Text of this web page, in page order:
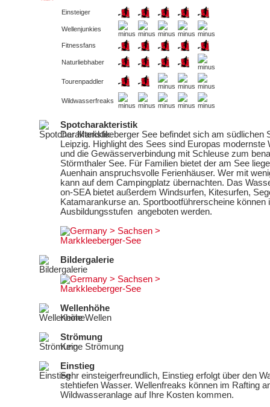
Einsteiger
Wellenjunkies
Fitnessfans
Naturliebhaber
Tourenpaddler
Wildwasserfreaks
Spotcharakteristik
Der Markkleeberger See befindet sich am südlichen
Leipzig. Highlight des Sees sind Europas modernste
und die Gewässerverbindung mit Schleuse zum
Störmthaler See. Für Familien bietet der am See
Auenhain anspruchsvolle Ferienhäuser. Wer mit
kann auf dem Campingplatz übernachten. Das
on-SEA bietet außerdem Windsurfen, Kitesurfen,
Katamarankurse an. Sportbootführerscheine können
Ausbildungsstufen angeboten werden.
Bildergalerie
Wellenhöhe
Keine Wellen
Strömung
Keine Strömung
Einstieg
Sehr einsteigerfreundlich, Einstieg erfolgt über den
stehtiefen Wasser. Wellenfreaks können im Rafting
Wildwasseranlage auf Ihre Kosten kommen.